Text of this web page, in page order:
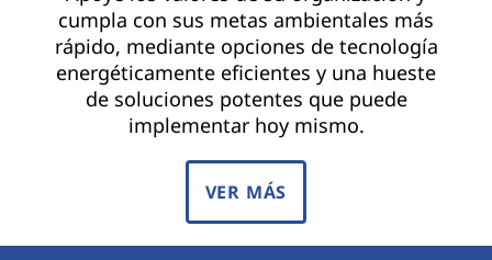
cumpla con sus metas ambientales más
rápido, mediante opciones de tecnología
energéticamente eficientes y una hueste
de soluciones potentes que puede
implementar hoy mismo.
VER MÁS